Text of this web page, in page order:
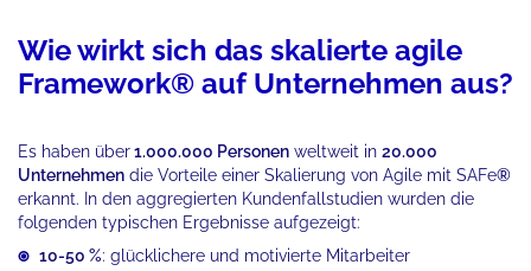
Wie wirkt sich das skalierte agile
Framework® auf Unternehmen aus?
Es haben über1.000.000 Personen weltweit in 20.000
Unternehmen die Vorteile einer Skalierung von Agile mit SAFe®
erkannt. In den aggregierten Kundenfallstudien wurden die
folgenden typischen Ergebnisse aufgezeigt:
10-50 %: glücklichere und motivierte Mitarbeiter